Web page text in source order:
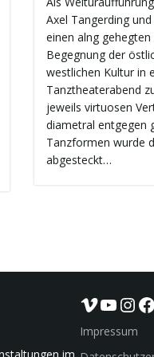
Axel Tangerding
einen alng
Begegnung der
westlichen Kultur in
Tanztheaterabend
jeweils virtuosen
diametral entgegen
Tanzformen wurde
abgesteckt…
im
Vimeo YouTube InstagramFacebook
Impressum